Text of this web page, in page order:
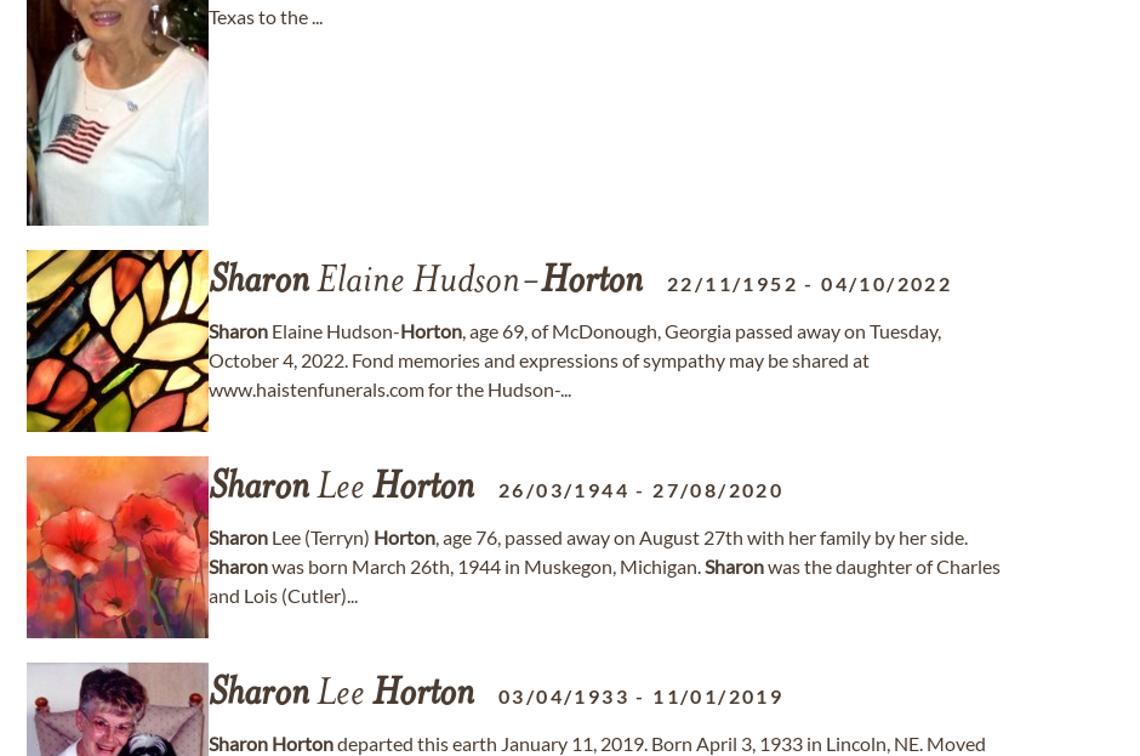
Texas to the ...
SharonElaine Hudson-Horton 22/11/1952 -04/10/2022
Sharon Elaine Hudson-Horton, age 69, of McDonough, Georgia passed away on Tuesday,
October 4, 2022. Fond memories and expressions of sympathy may be shared at
www.haistenfunerals.com for the Hudson-...
SharonLee Horton 26/03/1944 - 27/08/2020
Sharon Lee (Terryn) Horton, age 76, passed away on August 27th with her family by her side.
Sharonwas born March 26th, 1944 in Muskegon, Michigan.Sharonwas the daughter of Charles
and Lois (Cutler)...
SharonLee Horton 03/04/1933 - 11/01/2019
Sharon Hortondeparted this earth January 11, 2019. Born April 3, 1933 in Lincoln, NE. Moved